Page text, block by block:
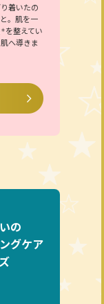
着いたの
。肌を一
＊ を整えてい
へ導きま
の
グケア